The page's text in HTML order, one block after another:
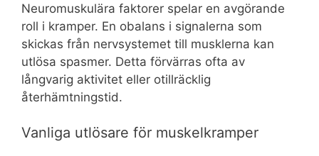
Neuromuskulära faktorer spelar en avgörande
roll i kramper. En obalans i signalerna som
skickas från nervsystemet till musklerna kan
utlösa spasmer. Detta förvärras ofta av
långvarig aktivitet eller otillräcklig
återhämtningstid.
Vanliga utlösare för muskelkramper